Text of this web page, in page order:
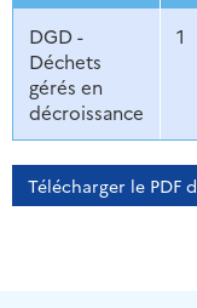
DGD -
Déchets
gérés en
décroissance
1
Télécharger le PDF